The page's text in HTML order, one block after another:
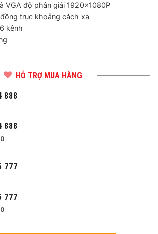
VGA độ phân giải 1920×1080P
trục khoảng cách xa
kênh
HỖ TRỢ MUA HÀNG
888
888
777
777